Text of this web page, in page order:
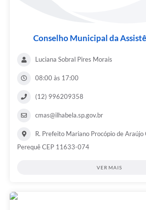
Conselho Municipal da
Luciana Sobral Pires Morais
08:00 às 17:00
(12) 996209358
cmas@ilhabela.sp.gov.br
R. Prefeito Mariano Procópio de Araújo
Perequê CEP 11633-074
VER MAIS